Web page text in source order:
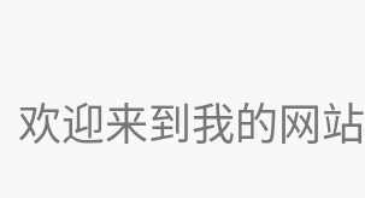
欢迎来到我的网站